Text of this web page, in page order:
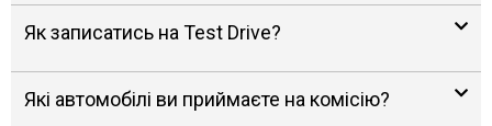
Як записатись на Test Drive?
Які автомобілі ви приймаєте на комісію?